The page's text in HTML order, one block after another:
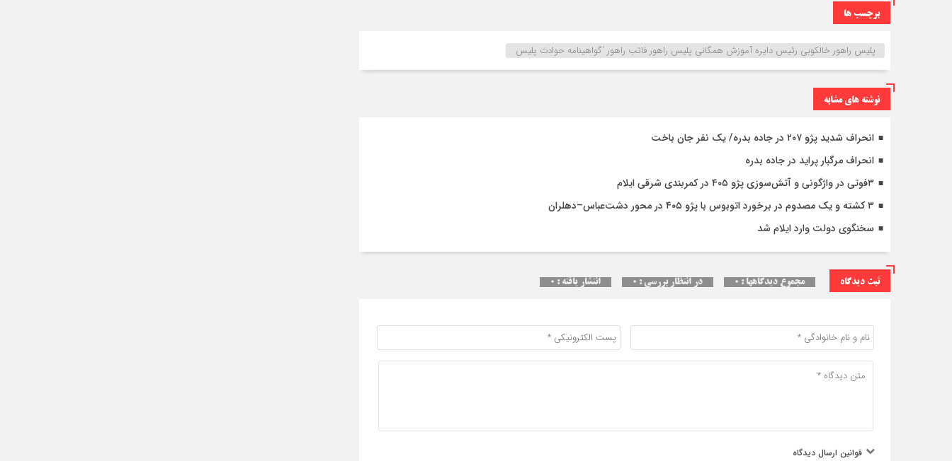
برچسب ها
پلیس راهور خالکوبی رئیس دایره آموزش همگانی پلیس راهور فاتب راهور 'گواهینامه حوادث پلیس
نوشته های مشابه
انحراف شدید پژو ۲۰۷ در جاده بدره/ یک نفر جان باخت
انحراف مرگبار پراید در جاده بدره
۳فوتی در واژگونی و آتش‌سوزی پژو ۴۰۵ در کمربندی شرقی ایلام
۳ کشته و یک مصدوم در برخورد اتوبوس با پژو ۴۰۵ در محور دشت‌عباس–دهلران
سخنگوی دولت وارد ایلام شد
ثبت دیدگاه مجموع دیدگاهها : ۰ در انتظار بررسی : ۰ انتشار یافته : ۰
قوانین ارسال دیدگاه